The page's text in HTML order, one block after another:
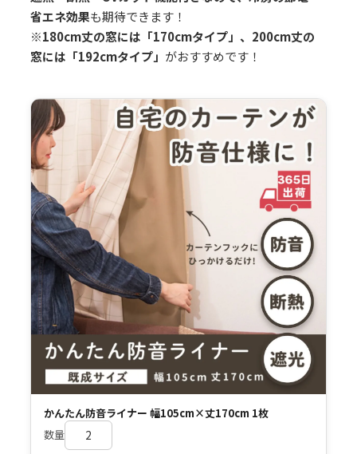
省エネ効果も期待できます！
※180cm丈の窓には「170cmタイプ」、200cm丈の
窓には「192cmタイプ」 がおすすめです！
かんたん防音ライナー 幅105cm×丈170cm 1枚
数量